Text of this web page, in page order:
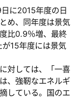
に2015年度の日
め、同年度は景気
比0.9％増、最終
15年度には景気
対しては、「一喜
、強靭なエネルギ
している。国のエ